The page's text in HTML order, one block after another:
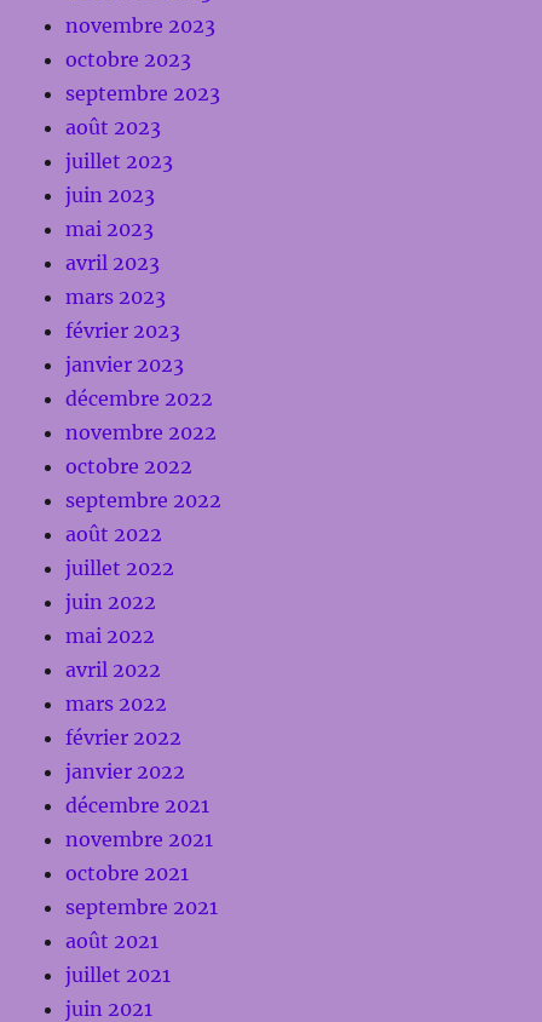
novembre 2023
octobre 2023
septembre 2023
août 2023
juillet 2023
juin 2023
mai 2023
avril 2023
mars 2023
février 2023
janvier 2023
décembre 2022
novembre 2022
octobre 2022
septembre 2022
août 2022
juillet 2022
juin 2022
mai 2022
avril 2022
mars 2022
février 2022
janvier 2022
décembre 2021
novembre 2021
octobre 2021
septembre 2021
août 2021
juillet 2021
juin 2021